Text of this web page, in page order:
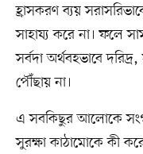
হ্রাসকরণ ব্যয়
সাহায্য করে না। ফলে
সর্বদা অর্থবহভাবে
পৌঁছায় না।
এ সবকিছুর আলোকে সংগত
সুরক্ষা কাঠামোকে কী